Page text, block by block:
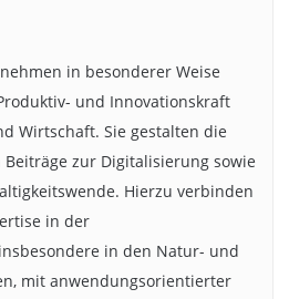
in besonderer Weise
und Innovationskraft
Wirtschaft. Sie gestalten die
zur Digitalisierung sowie
Hierzu verbinden
in der
in den Natur- und
mit anwendungsorientierter